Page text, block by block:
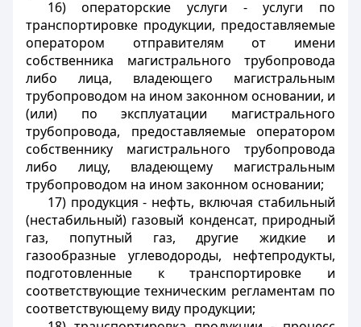
16) операторские услуги - услуги по
транспортировке продукции, предоставляемые
оператором отправителям от имени
собственника магистрального трубопровода
либо лица, владеющего магистральным
трубопроводом на ином законном основании, и
(или) по эксплуатации магистрального
трубопровода, предоставляемые оператором
собственнику магистрального трубопровода
либо лицу, владеющему магистральным
трубопроводом на ином законном основании;
17) продукция - нефть, включая стабильный
(нестабильный) газовый конденсат, природный
газ, попутный газ, другие жидкие и
газообразные углеводороды, нефтепродукты,
подготовленные к транспортировке и
соответствующие техническим регламентам по
соответствующему виду продукции;